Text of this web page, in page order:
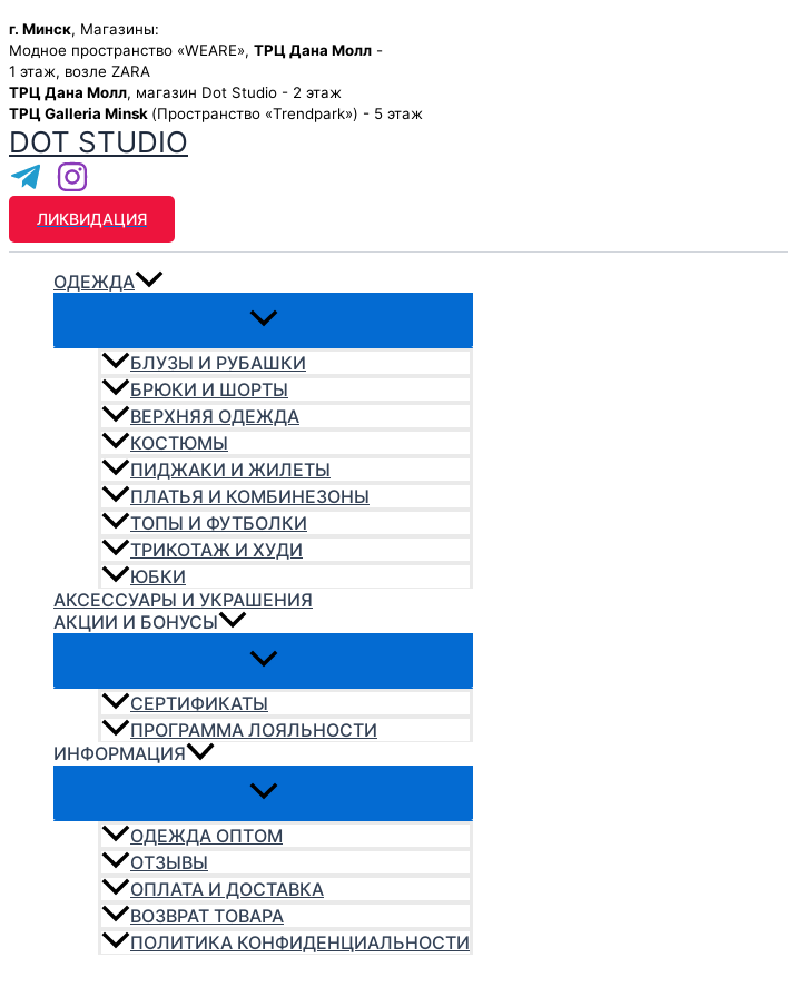
Перейти
к
содержимому
г. Минск, Магазины:
Модное пространство «WEARE», ТРЦ Дана Молл -
1 этаж, возле ZARA
ТРЦ Дана Молл, магазин Dot Studio - 2 этаж
ТРЦ Galleria Minsk (Пространство «Trendpark») - 5 этаж
DOT STUDIO
ЛИКВИДАЦИЯ
ОДЕЖДА
БЛУЗЫ И РУБАШКИ
БРЮКИ И ШОРТЫ
ВЕРХНЯЯ ОДЕЖДА
КОСТЮМЫ
ПИДЖАКИ И ЖИЛЕТЫ
ПЛАТЬЯ И КОМБИНЕЗОНЫ
ТОПЫ И ФУТБОЛКИ
ТРИКОТАЖ И ХУДИ
ЮБКИ
АКСЕССУАРЫ И УКРАШЕНИЯ
АКЦИИ И БОНУСЫ
СЕРТИФИКАТЫ
ПРОГРАММА ЛОЯЛЬНОСТИ
ИНФОРМАЦИЯ
ОДЕЖДА ОПТОМ
ОТЗЫВЫ
ОПЛАТА И ДОСТАВКА
ВОЗВРАТ ТОВАРА
ПОЛИТИКА КОНФИДЕНЦИАЛЬНОСТИ
-50%
-25%
-25%